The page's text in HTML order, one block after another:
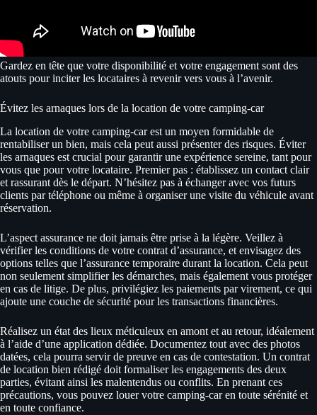
Gardez en tête que votre disponibilité et votre engagement sont des
atouts pour inciter les locataires à revenir vers vous à l’avenir.
Évitez les arnaques lors de la location de votre camping-car
La location de votre camping-car est un moyen formidable de
rentabiliser un bien, mais cela peut aussi présenter des risques. Éviter
les arnaques est crucial pour garantir une expérience sereine, tant pour
vous que pour votre locataire. Premier pas : établissez un contact clair
et rassurant dès le départ. N’hésitez pas à échanger avec vos futurs
clients par téléphone ou même à organiser une visite du véhicule avant
réservation.
L’aspect assurance ne doit jamais être prise à la légère. Veillez à
vérifier les conditions de votre contrat d’assurance, et envisagez des
options telles que l’assurance temporaire durant la location. Cela peut
non seulement simplifier les démarches, mais également vous protéger
en cas de litige. De plus, privilégiez les paiements par virement, ce qui
ajoute une couche de sécurité pour les transactions financières.
Réalisez un état des lieux méticuleux en amont et au retour, idéalement
à l’aide d’une application dédiée. Documentez tout avec des photos
datées, cela pourra servir de preuve en cas de contestation. Un contrat
de location bien rédigé doit formaliser les engagements des deux
parties, évitant ainsi les malentendus ou conflits. En prenant ces
précautions, vous pouvez louer votre camping-car en toute sérénité et
en toute confiance.